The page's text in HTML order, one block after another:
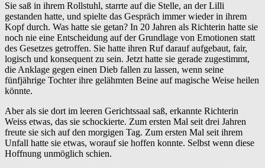
Sie saß in ihrem Rollstuhl, starrte auf die Stelle, an der Lilli
gestanden hatte, und spielte das Gespräch immer wieder in ihrem
Kopf durch. Was hatte sie getan? In 20 Jahren als Richterin hatte sie
noch nie eine Entscheidung auf der Grundlage von Emotionen statt
des Gesetzes getroffen. Sie hatte ihren Ruf darauf aufgebaut, fair,
logisch und konsequent zu sein. Jetzt hatte sie gerade zugestimmt,
die Anklage gegen einen Dieb fallen zu lassen, wenn seine
fünfjährige Tochter ihre gelähmten Beine auf magische Weise heilen
könnte.
Aber als sie dort im leeren Gerichtssaal saß, erkannte Richterin
Weiss etwas, das sie schockierte. Zum ersten Mal seit drei Jahren
freute sie sich auf den morgigen Tag. Zum ersten Mal seit ihrem
Unfall hatte sie etwas, worauf sie hoffen konnte. Selbst wenn diese
Hoffnung unmöglich schien.